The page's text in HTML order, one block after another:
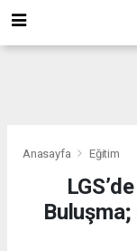
Anasayfa Eğitim
Buluşma;